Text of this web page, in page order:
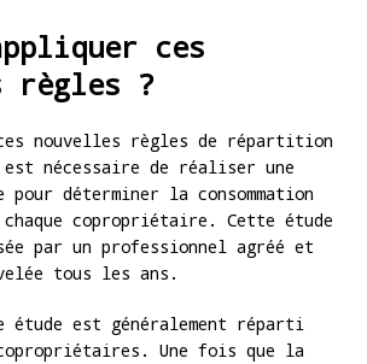
ces
règles ?
nouvelles règles de répartition
nécessaire de réaliser une
déterminer la consommation
copropriétaire. Cette étude
par un professionnel agréé et
tous les ans.
étude est généralement réparti
Une fois que la